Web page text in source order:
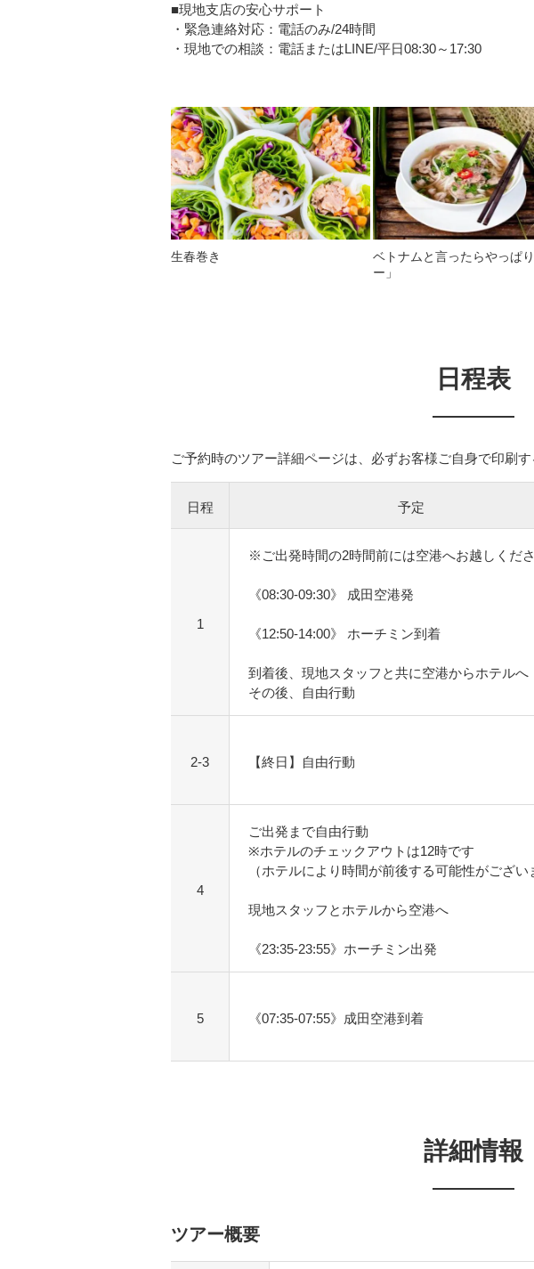
■現地支店の安心サポート
・緊急連絡対応：電話のみ/24時間
・現地での相談：電話またはLINE/平日08:30～17:30
生春巻き
ベトナムと言ったらやっぱ
ー」
日程表
ご予約時のツアー詳細ページは、必ずお客様ご自身で印刷す
日程 予定
1
※ご出発時間の2時間前には空港へお越しくだ
《08:30-09:30》 成田空港発
《12:50-14:00》 ホーチミン到着
到着後、現地スタッフと共に空港からホテルへ
その後、自由行動
2-3 【終日】自由行動
4
ご出発まで自由行動
※ホテルのチェックアウトは12時です
（ホテルにより時間が前後する可能性がござい
現地スタッフとホテルから空港へ
《23:35-23:55》ホーチミン出発
5 《07:35-07:55》成田空港到着
詳細情報
ツアー概要